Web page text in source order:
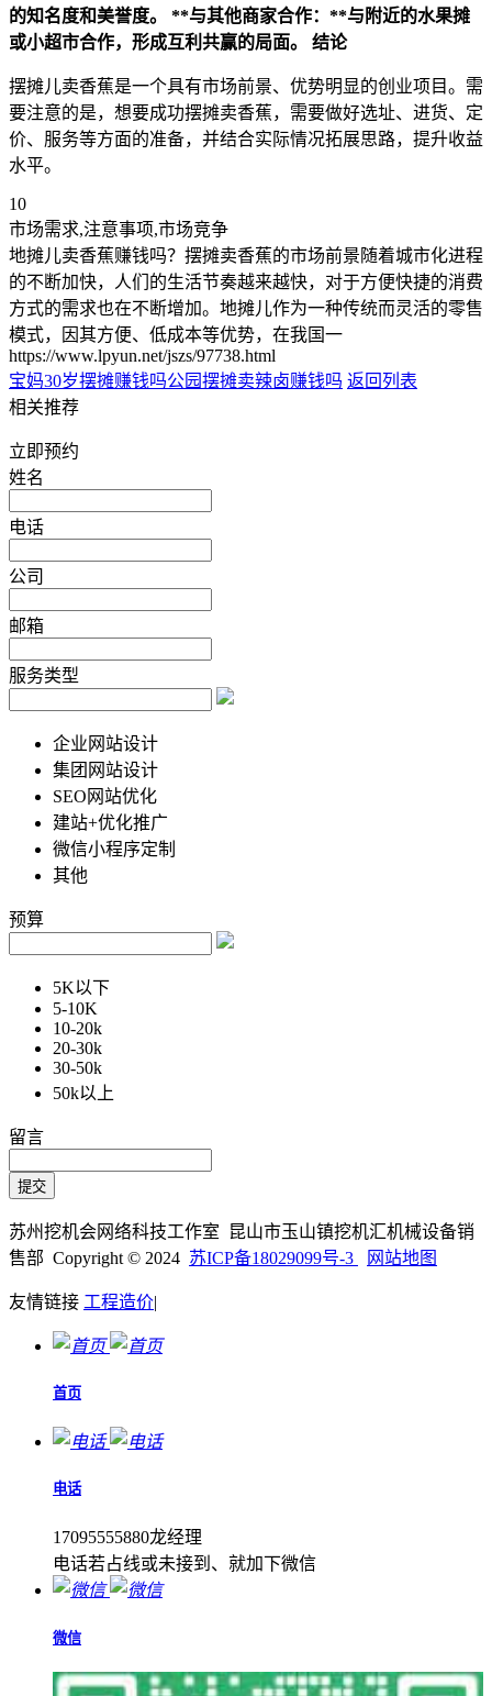
的知名度和美誉度。
**与其他商家合作：**与附近的水果摊
或小超市合作，形成互利共赢的局面。
结论
摆摊儿卖香蕉是一个具有市场前景、优势明显的创业项目。需
要注意的是，想要成功摆摊卖香蕉，需要做好选址、进货、定
价、服务等方面的准备，并结合实际情况拓展思路，提升收益
水平。
10
市场需求,注意事项,市场竞争
地摊儿卖香蕉赚钱吗？摆摊卖香蕉的市场前景随着城市化进程
的不断加快，人们的生活节奏越来越快，对于方便快捷的消费
方式的需求也在不断增加。地摊儿作为一种传统而灵活的零售
模式，因其方便、低成本等优势，在我国一
https://www.lpyun.net/jszs/97738.html
宝妈30岁摆摊赚钱吗公园摆摊卖辣卤赚钱吗 返回列表
相关推荐
立即预约
姓名
电话
公司
邮箱
服务类型
企业网站设计
集团网站设计
SEO网站优化
建站+优化推广
微信小程序定制
其他
预算
5K以下
5-10K
10-20k
20-30k
30-50k
50k以上
留言
苏州挖机会网络科技工作室 昆山市玉山镇挖机汇机械设备销
售部 Copyright © 2024 苏ICP备18029099号-3 网站地图
友情链接 工程造价|
首页
电话
17095555880龙经理
电话若占线或未接到、就加下微信
微信